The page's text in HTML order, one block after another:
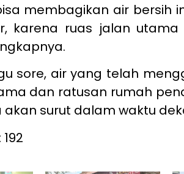
membagikan air bersih
karena ruas jalan
sore, air yang telah
dan ratusan rumah
surut dalam waktu
192